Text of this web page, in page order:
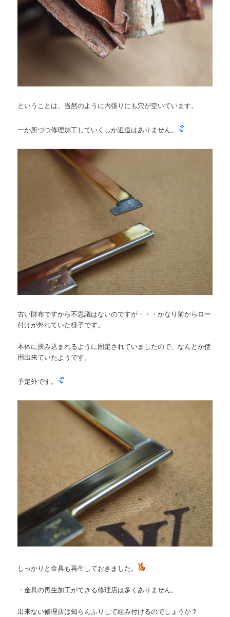
ということは、当然のように内張りにも穴が空いています。
一か所づつ修理加工していくしか近道はありません。
古い財布ですから不思議はないのですが・・・かなり前からロー
付けが外れていた様子です。
本体に挟み込まれるように固定されていましたので、なんとか使
用出来ていたようです。
予定外です。
しっかりと金具も再生しておきました。
・金具の再生加工ができる修理店は多くありません。
出来ない修理店は知らんふりして組み付けるのでしょうか？